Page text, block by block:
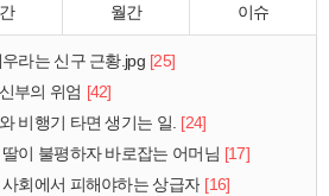
월간 이슈
라는 신구 근황.jpg [25]
부의 위엄 [42]
비행기 타면 생기는 일. [24]
이 불평하자 바로잡는 어머님 [17]
회에서 피해야하는 상급자 [16]